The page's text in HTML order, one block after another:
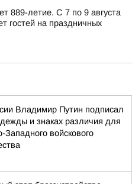
889-летие. С 7 по 9 августа
гостей на праздничных
Владимир Путин подписал
и знаках различия для
Западного войскового